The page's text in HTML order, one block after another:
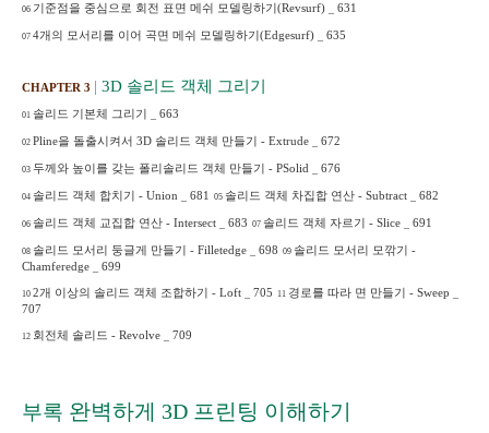
06 기준점을 중심으로 회전 표면 메쉬 모델링하기 (Revsurf) 631
07 4개의 모서리를 이어 곡면 메쉬 모델링하기 (Edgesurf) 635
CHAPTER 3 | 3D 솔리드 객체 그리기
01 솔리드 기본체 그리기 663
02 Pline을 돌출시켜서 3D 솔리드 객체 만들기 - Extrude 672
03 두께와 높이를 갖는 폴리솔리드 객체 만들기 - PSolid 676
04 솔리드 객체 합치기 - Union 681 05 솔리드 객체 차집합 연산 - Subtract 682
06 솔리드 객체 교집합 연산 - Intersect 683 07 솔리드 객체 자르기 - Slice 691
08 솔리드 모서리 둥글게 만들기 - Filletedge 698 09 솔리드 모서리 모깎기 -
Chamferedge
699
10 2개 이상의 솔리드 객체 조합하기 - Loft 705 11 경로를 따라 면 만들기 - Sweep
707
12 회전체 솔리드 - Revolve 709
부록 완벽하게 3D 프린팅 이해하기